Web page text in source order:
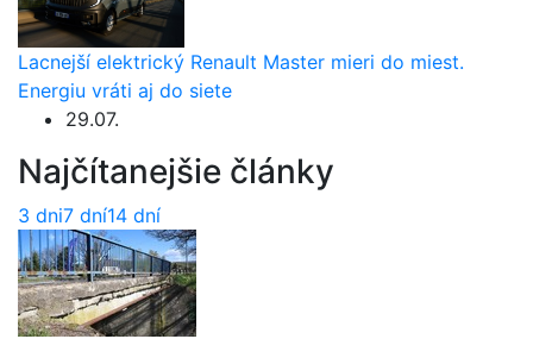
Lacnejší elektrický Renault Master mieri do miest.
Energiu vráti aj do siete
29.07.
Najčítanejšie články
3 dni7 dní14 dní